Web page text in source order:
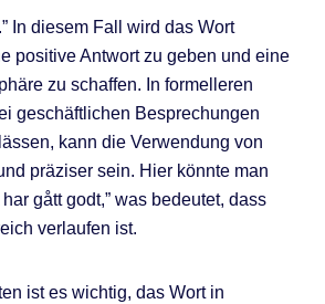
In diesem Fall wird das Wort
positive Antwort zu geben und eine
zu schaffen. In formelleren
geschäftlichen Besprechungen
kann die Verwendung von
präziser sein. Hier könnte man
gått godt,” was bedeutet, dass
verlaufen ist.
ist es wichtig, das Wort in